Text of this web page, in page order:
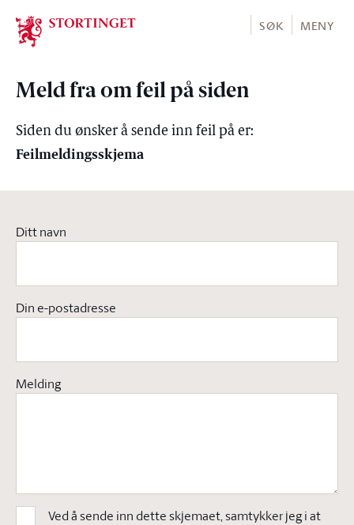
Stortinget.no
SØK MENY
Meld fra om feil på siden
Siden du ønsker å sende inn feil på er:
Feilmeldingsskjema
Ditt navn
Din e-postadresse
Melding
Ved å sende inn dette skjemaet, samtykker jeg i at